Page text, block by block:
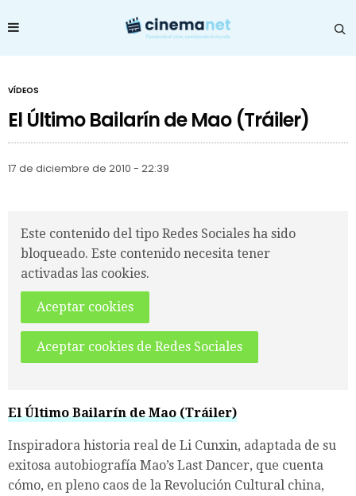
VÍDEOS
El Último Bailarín de Mao (Tráiler)
17 de diciembre de 2010 - 22:39
Este contenido del tipo Redes Sociales ha sido
bloqueado. Este contenido necesita tener
activadas las cookies.
Aceptar cookies
Aceptar cookies de Redes Sociales
El Último Bailarín de Mao (Tráiler)
Inspiradora historia real de Li Cunxin, adaptada de su
exitosa autobiografía Mao’s Last Dancer, que cuenta
cómo, en pleno caos de la Revolución Cultural china,